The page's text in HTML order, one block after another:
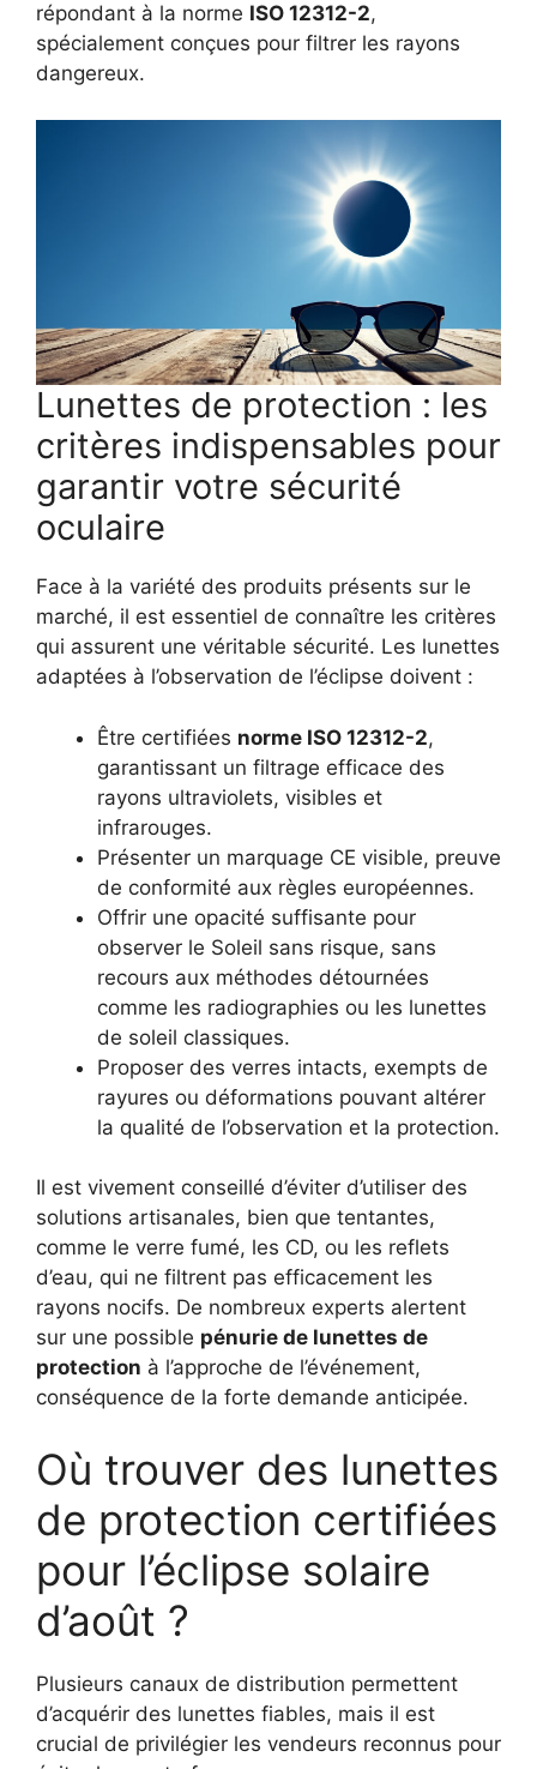
répondant à la norme ISO 12312-2,
spécialement conçues pour filtrer les rayons
dangereux.
Lunettes de protection : les
critères indispensables pour
garantir votre sécurité
oculaire
Face à la variété des produits présents sur le
marché, il est essentiel de connaître les critères
qui assurent une véritable sécurité. Les lunettes
adaptées à l’observation de l’éclipse doivent :
Être certifiées norme ISO 12312-2,
garantissant un filtrage efficace des
rayons ultraviolets, visibles et
infrarouges.
Présenter un marquage CE visible, preuve
de conformité aux règles européennes.
Offrir une opacité suffisante pour
observer le Soleil sans risque, sans
recours aux méthodes détournées
comme les radiographies ou les lunettes
de soleil classiques.
Proposer des verres intacts, exempts de
rayures ou déformations pouvant altérer
la qualité de l’observation et la protection.
Il est vivement conseillé d’éviter d’utiliser des
solutions artisanales, bien que tentantes,
comme le verre fumé, les CD, ou les reflets
d’eau, qui ne filtrent pas efficacement les
rayons nocifs. De nombreux experts alertent
sur une possible pénurie de lunettes de
protection à l’approche de l’événement,
conséquence de la forte demande anticipée.
Où trouver des lunettes
de protection certifiées
pour l’éclipse solaire
d’août ?
Plusieurs canaux de distribution permettent
d’acquérir des lunettes fiables, mais il est
crucial de privilégier les vendeurs reconnus pour